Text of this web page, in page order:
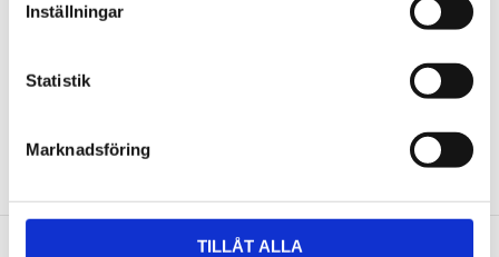
Inställningar
Statistik
Marknadsföring
TILLÅT ALLA
NYHETSBREV
Anmäl dig till vårt nyhetsbrev och ta del av de
senaste nyheterna!